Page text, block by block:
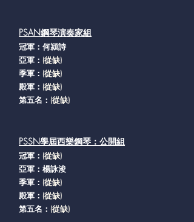
PSAN鋼琴演奏家組
冠軍：何潁詩
亞軍： (從缺)
季軍： (從缺)
殿軍： (從缺)
第五名： (從缺)
PSSN學屆西樂鋼琴：公開組
冠軍： (從缺)
亞軍：楊詠浚
​季軍： (從缺)
殿軍： (從缺)
第五名： (從缺)